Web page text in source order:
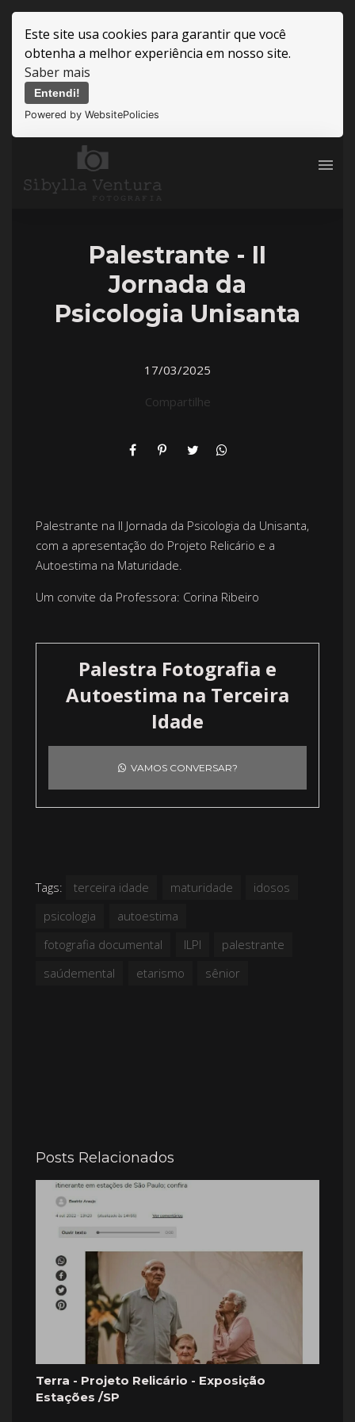
Este site usa cookies para garantir que você
obtenha a melhor experiência em nosso site.
Saber mais
Entendi!
Powered by WebsitePolicies
menu
Palestrante - II
Jornada da
Psicologia Unisanta
17/03/2025
Compartilhe
Palestrante na II Jornada da Psicologia da Unisanta,
com a apresentação do Projeto Relicário e a
Autoestima na Maturidade.
Um convite da Professora: Corina Ribeiro
Palestra Fotografia e
Autoestima na Terceira
Idade
VAMOS CONVERSAR?
Tags: terceira idade maturidade
idosos
psicologia
autoestima
fotografia documental
ILPI
palestrante
saúdemental
etarismo sênior
Posts Relacionados
Terra - Projeto Relicário - Exposição
Estações /SP